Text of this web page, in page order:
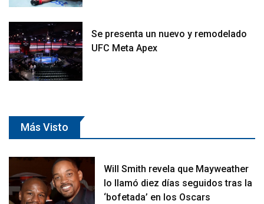
Se presenta un nuevo y remodelado
UFC Meta Apex
Más Visto
Will Smith revela que Mayweather
lo llamó diez días seguidos tras la
‘bofetada’ en los Oscars